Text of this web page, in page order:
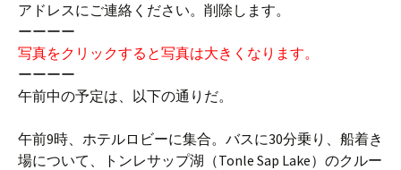
アドレスにご連絡ください。削除します。
ーーーー
写真をクリックすると写真は大きくなります。
ーーーー
午前中の予定は、以下の通りだ。
午前9時、ホテルロビーに集合。バスに30分乗り、船着き
場について、トンレサップ湖（Tonle Sap Lake）のクルー